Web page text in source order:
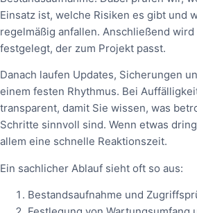
Einsatz ist, welche Risiken es gibt und
regelmäßig anfallen. Anschließend
festgelegt, der zum Projekt passt.
Danach laufen Updates, Sicherungen
einem festen Rhythmus. Bei
transparent, damit Sie wissen, was
Schritte sinnvoll sind. Wenn etwas
allem eine schnelle Reaktionszeit.
Ein sachlicher Ablauf sieht oft so aus:
Bestandsaufnahme und